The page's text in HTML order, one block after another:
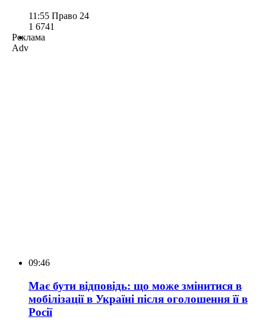
11:55 Право 24
1 6741
Реклама
Adv
09:46
Має бути відповідь: що може змінитися в
мобілізації в Україні після оголошення її в
Росії